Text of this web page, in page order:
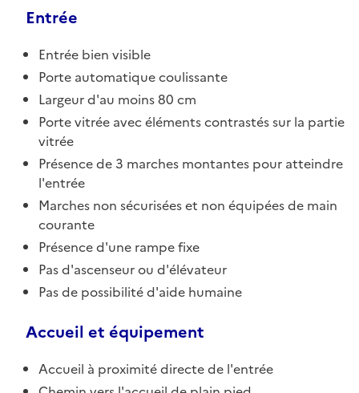
Entrée
Entrée bien visible
Porte automatique coulissante
Largeur d'au moins 80 cm
Porte vitrée avec éléments contrastés sur la partie
vitrée
Présence de 3 marches montantes pour atteindre
l'entrée
Marches non sécurisées et non équipées de main
courante
Présence d'une rampe fixe
Pas d'ascenseur ou d'élévateur
Pas de possibilité d'aide humaine
Accueil et équipement
Accueil à proximité directe de l'entrée